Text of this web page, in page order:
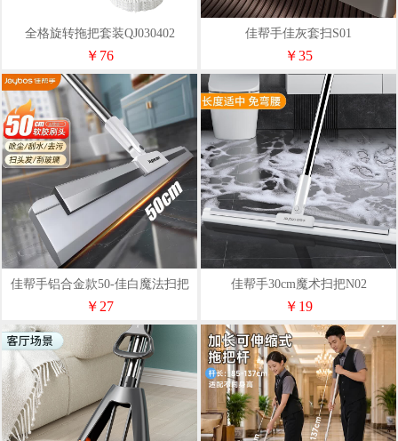
全格旋转拖把套装QJ030402
￥76
佳帮手佳灰套扫S01
￥35
佳帮手铝合金款50-佳白魔法扫把
N02
￥27
佳帮手30cm魔术扫把N02
￥19